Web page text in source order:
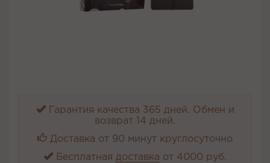
Гарантия качества 365 дней. Обмен и
возврат 14 дней.
Доставка от 90 минут круглосуточно
Бесплатная доставка от 4000 руб.